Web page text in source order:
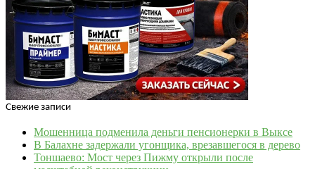
Свежие записи
Мошенница подменила деньги пенсионерки в Выксе
В Балахне задержали угонщика, врезавшегося в дерево
Тоншаево: Мост через Пижму открыли после